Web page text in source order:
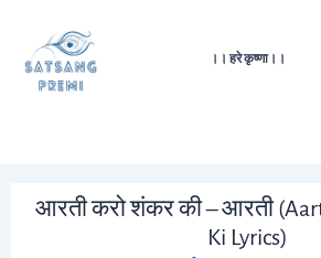
content
।। हरे कृष्णा।।
आरती करो शंकर की – आरती
Ki Lyrics)
navigation